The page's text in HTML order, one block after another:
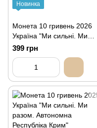
Новинка
Монета 10 гривень 2026
Україна "Ми сильні. Ми
разом. Запорізька область"
(кольорова серія)
399 грн